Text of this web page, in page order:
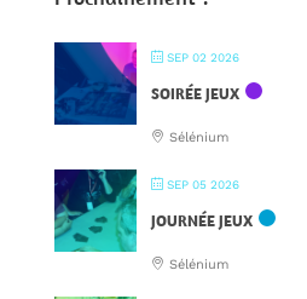
SEP 02 2026
SOIRÉE JEUX
Sélénium
SEP 05 2026
JOURNÉE JEUX
Sélénium